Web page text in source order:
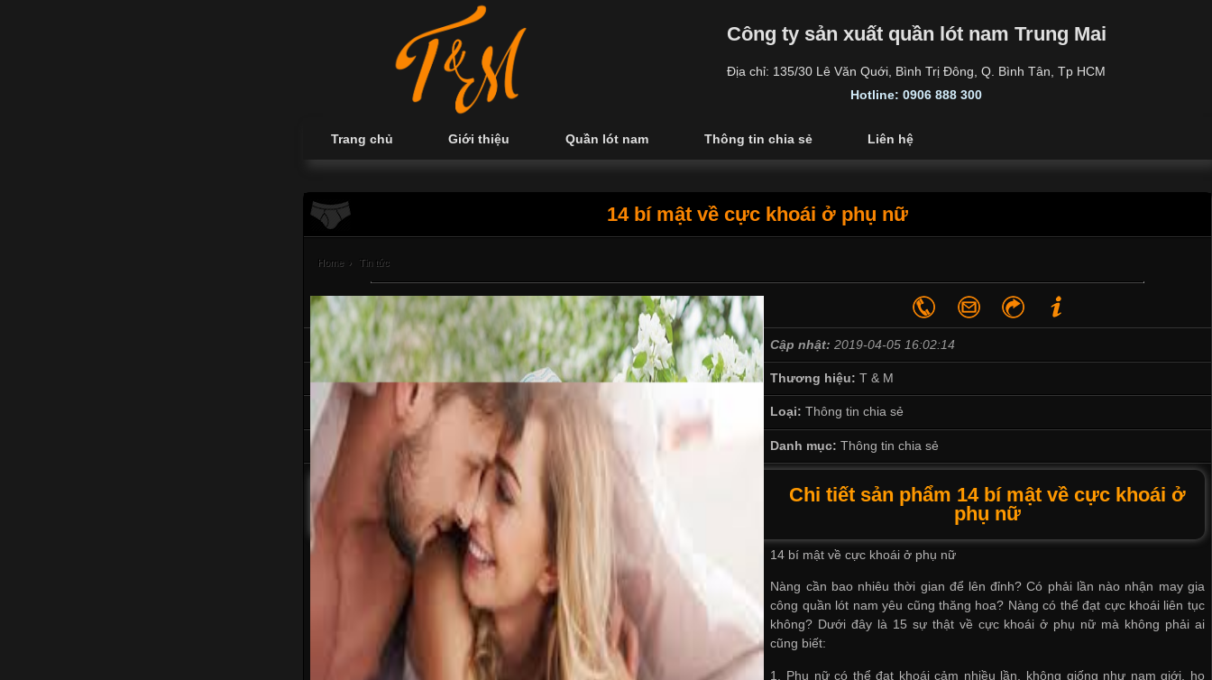
Công ty sản xuất quần lót nam Trung Mai
Địa chỉ: 135/30 Lê Văn Quới, Bình Trị Đông, Q. Bình Tân, Tp HCM
Hotline: 0906 888 300
Trang chủ Giới thiệu Quần lót nam Thông tin chia sẻ Liên hệ
14 bí mật về cực khoái ở phụ nữ
Home › Tin tức
Cập nhật: 2019-04-05 16:02:14
Thương hiệu:T & M
Loại: Thông tin chia sẻ
Danh mục: Thông tin chia sẻ
Chi tiết sản phẩm 14 bí mật về cực khoái ở
phụ nữ
14 bí mật về cực khoái ở phụ nữ
Nàng cần bao nhiêu thời gian để lên đỉnh? Có phải lần nào nhận may gia
công quần lót nam yêu cũng thăng hoa? Nàng có thể đạt cực khoái liên tục
không? Dưới đây là 15 sự thật về cực khoái ở phụ nữ mà không phải ai
cũng biết:
1. Phụ nữ có thể đạt khoái cảm nhiều lần, không giống như nam giới, họ